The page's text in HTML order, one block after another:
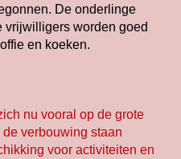
De onderlinge
vrijwilligers worden goed
en koeken.
nu vooral op de grote
verbouwing staan
voor activiteiten en